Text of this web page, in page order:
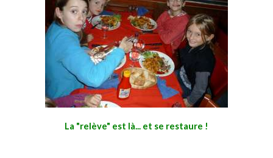
La "relève" est là... et se restaure !